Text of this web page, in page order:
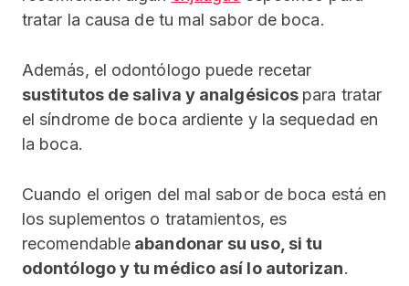
tratar la causa de tu mal sabor de boca.
Además, el odontólogo puede recetar
sustitutos de saliva y analgésicos para tratar
el síndrome de boca ardiente y la sequedad en
la boca.
Cuando el origen del mal sabor de boca está en
los suplementos o tratamientos, es
recomendable abandonar su uso, si tu
odontólogo y tu médico así lo autorizan.